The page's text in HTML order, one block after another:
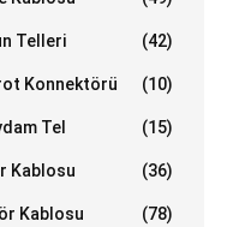
Telleri (42)
Konnektörü (10)
Tel (15)
Kablosu (36)
Kablosu (78)